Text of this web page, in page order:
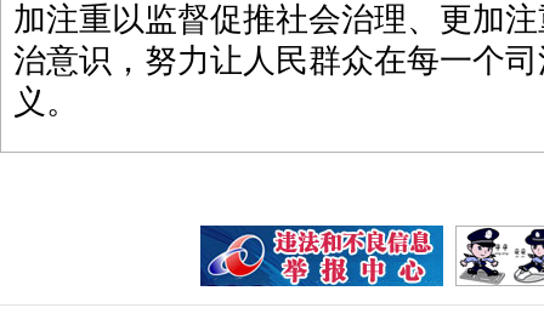
加注重以监督促推社会治理、更加
治意识，努力让人民群众在每一个
义。